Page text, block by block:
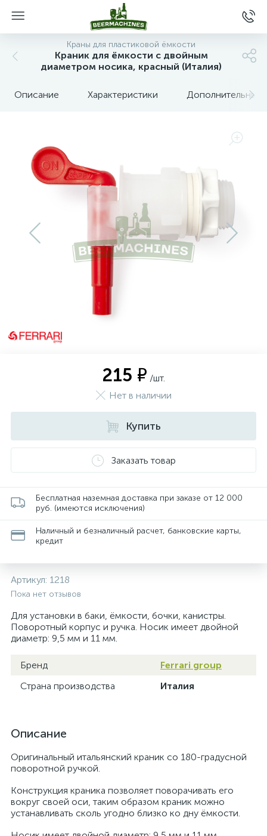
Краны для пластиковой ёмкости
Краник для ёмкости с двойным
диаметром носика, красный (Италия)
Описание Характеристики Дополнительные
215 ₽ /шт.
Нет в наличии
Купить
Заказать товар
Бесплатная наземная доставка при заказе от 12 000
руб. (имеются исключения)
Наличный и безналичный расчет, банковские карты,
кредит
Артикул: 1218
Пока нет отзывов
Для установки в баки, ёмкости, бочки, канистры.
Поворотный корпус и ручка. Носик имеет двойной
диаметр: 9,5 мм и 11 мм.
Бренд
Ferrari group
Страна производства
Италия
Описание
Оригинальный итальянский краник со 180-градусной
поворотной ручкой.
Конструкция краника позволяет поворачивать его
вокруг своей оси, таким образом краник можно
устанавливать сколь угодно близко ко дну ёмкости.